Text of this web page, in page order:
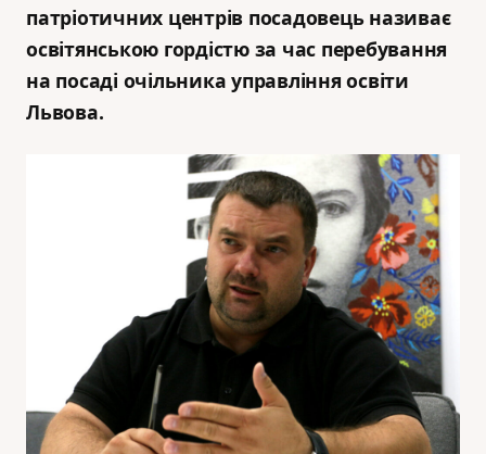
патріотичних центрів посадовець називає
освітянською гордістю за час перебування
на посаді очільника управління освіти
Львова.